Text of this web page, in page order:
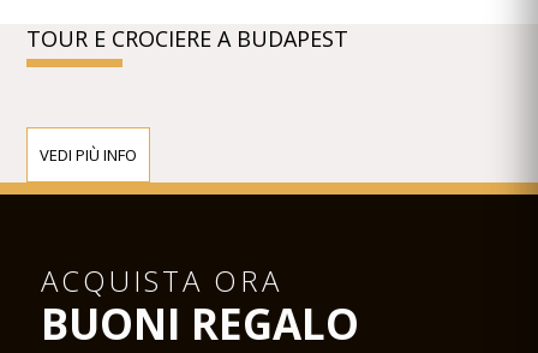
TOUR E CROCIERE A BUDAPEST
VEDI PIÙ INFO
ACQUISTA ORA
BUONI REGALO